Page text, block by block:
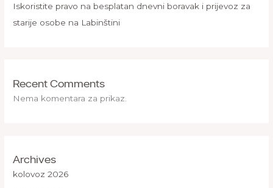
Iskoristite pravo na besplatan dnevni boravak i prijevoz za
starije osobe na Labinštini
Recent Comments
Nema komentara za prikaz.
Archives
kolovoz 2026